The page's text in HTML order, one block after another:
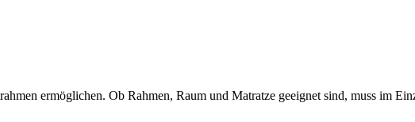
ermöglichen. Ob Rahmen, Raum und Matratze geeignet sind, muss im